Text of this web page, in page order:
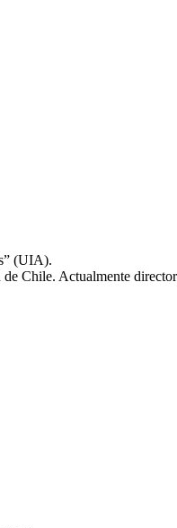
(UIA).
Chile. Actualmente